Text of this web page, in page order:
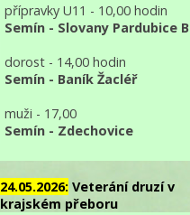
přípravky U11 - 10,00 hodin
Semín - Slovany Pardubice B
dorost - 14,00 hodin
Semín - Baník Žacléř
muži - 17,00
Semín - Zdechovice
24.05.2026: Veterání druzí v
krajském přeboru